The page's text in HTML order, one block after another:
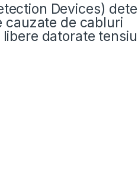
Devices)
cauzate de cabluri
datorate